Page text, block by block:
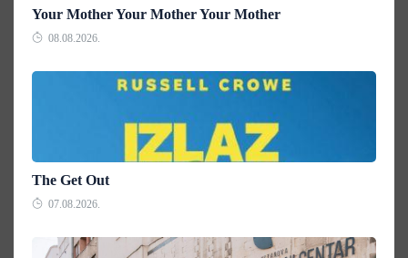
Your Mother Your Mother Your Mother
08.08.2026.
The Get Out
07.08.2026.